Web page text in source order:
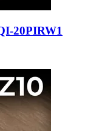
20PIRW1